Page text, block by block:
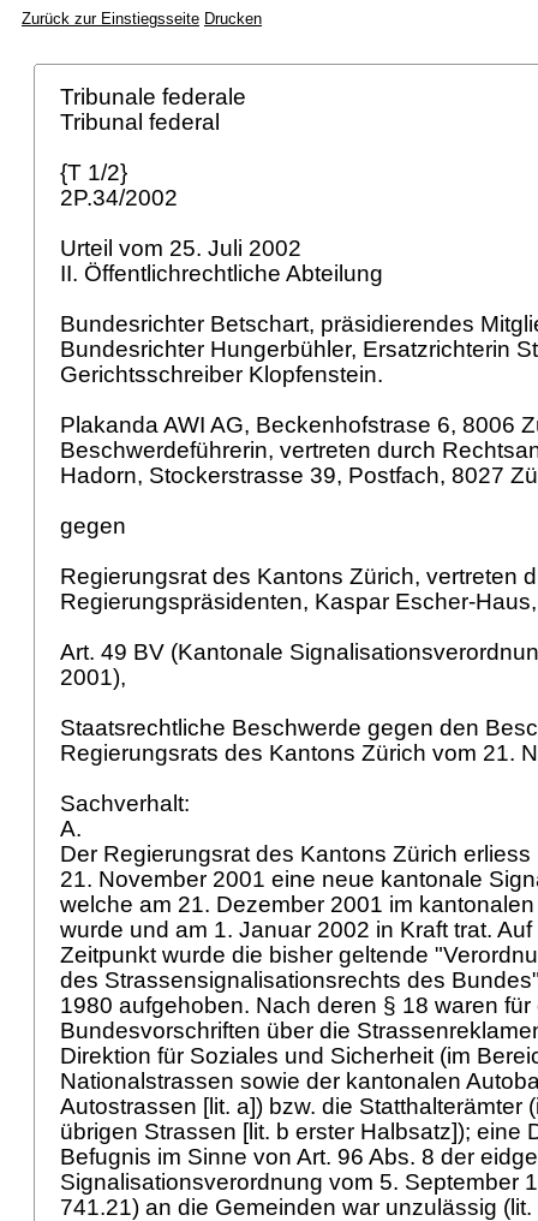
Zurück zur Einstiegsseite Drucken
Tribunale federale
Tribunal federal
{T 1/2}
2P.34/2002
Urteil vom 25. Juli 2002
II. Öffentlichrechtliche Abteilung
Bundesrichter Betschart, präsidierendes
Bundesrichter Hungerbühler, Ersatzrichterin
Gerichtsschreiber Klopfenstein.
Plakanda AWI AG, Beckenhofstrase 6, 8006
Beschwerdeführerin, vertreten durch
Hadorn, Stockerstrasse 39, Postfach, 8027
gegen
Regierungsrat des Kantons Zürich, vertreten
Regierungspräsidenten, Kaspar Escher-
Art. 49 BV (Kantonale
2001),
Staatsrechtliche Beschwerde gegen den
Regierungsrats des Kantons Zürich vom 21.
Sachverhalt:
A.
Der Regierungsrat des Kantons Zürich
21. November 2001 eine neue kantonale
welche am 21. Dezember 2001 im
wurde und am 1. Januar 2002 in Kraft trat.
Zeitpunkt wurde die bisher geltende
des Strassensignalisationsrechts des
1980 aufgehoben. Nach deren § 18 waren für
Bundesvorschriften über die
Direktion für Soziales und Sicherheit (im
Nationalstrassen sowie der kantonalen
Autostrassen [lit. a]) bzw. die Statthalterämter
übrigen Strassen [lit. b erster Halbsatz]); eine
Befugnis im Sinne von Art. 96 Abs. 8 der
Signalisationsverordnung vom 5. September
741.21) an die Gemeinden war unzulässig